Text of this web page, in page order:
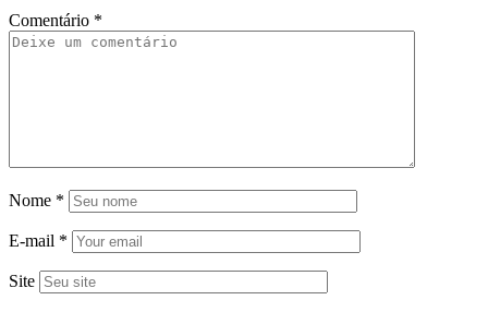
Comentário *
Nome *
E-mail *
Site